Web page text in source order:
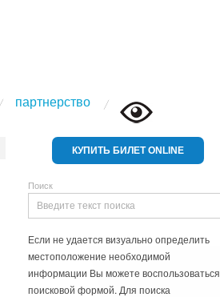
партнерство
КУПИТЬ БИЛЕТ ONLINE
Поиск
Если не удается визуально определить
местоположение необходимой
информации Вы можете воспользоваться
поисковой формой. Для поиска